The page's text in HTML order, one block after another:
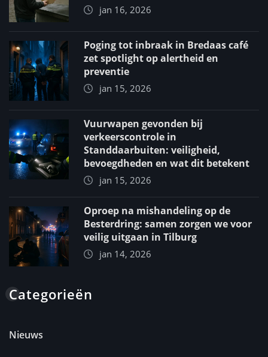
jan 16, 2026
Poging tot inbraak in Bredaas café
zet spotlight op alertheid en
preventie
jan 15, 2026
Vuurwapen gevonden bij
verkeerscontrole in
Standdaarbuiten: veiligheid,
bevoegdheden en wat dit betekent
jan 15, 2026
Oproep na mishandeling op de
Besterdring: samen zorgen we voor
veilig uitgaan in Tilburg
jan 14, 2026
Categorieën
Nieuws